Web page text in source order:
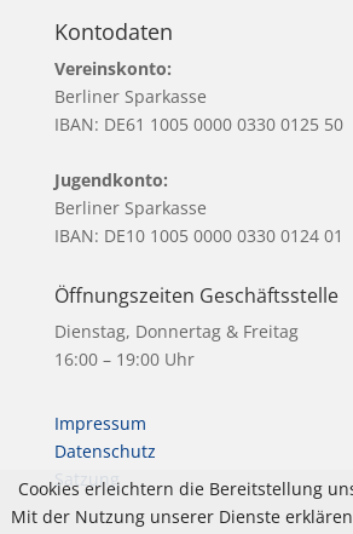
Kontodaten
Vereinskonto:
Berliner Sparkasse
IBAN: DE61 1005 0000 0330 0125 50
Jugendkonto:
Berliner Sparkasse
IBAN: DE10 1005 0000 0330 0124 01
Öffnungszeiten Geschäftsstelle
Dienstag, Donnertag & Freitag
16:00 – 19:00 Uhr
Impressum
Datenschutz
Satzung
Cookies erleichtern die Bereitstellung
Mit der Nutzung unserer Dienste